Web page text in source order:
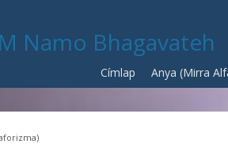
Namo Bhagavateh
Címlap Anya (Mirra